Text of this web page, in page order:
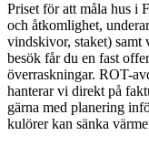
Priset för att måla hus i
och åtkomlighet,
vindskivor, staket) samt
besök får du en fast
överraskningar. ROT-
hanterar vi direkt på
gärna med planering
kulörer kan sänka